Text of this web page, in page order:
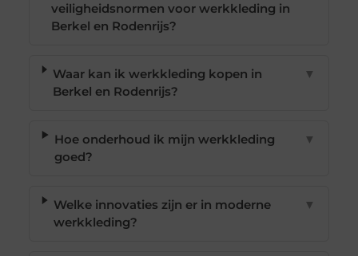
veiligheidsnormen voor werkkleding in
Berkel en Rodenrijs?
Waar kan ik werkkleding kopen in
Berkel en Rodenrijs?
▼
Hoe onderhoud ik mijn werkkleding
goed?
▼
Welke innovaties zijn er in moderne
werkkleding?
▼